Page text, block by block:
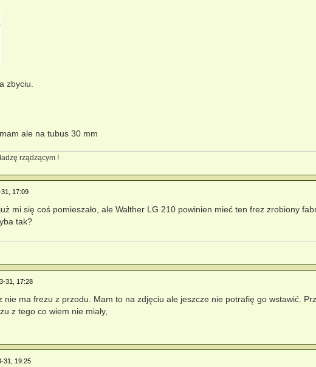
zbyciu.
ale na tubus 30 mm
rządzącym !
17:09
mi się coś pomieszało, ale Walther LG 210 powinien mieć ten frez zrobiony
tak?
31, 17:28
nie ma frezu z przodu. Mam to na zdjęciu ale jeszcze nie potrafię go wstawić.
z tego co wiem nie miały,
31, 19:25